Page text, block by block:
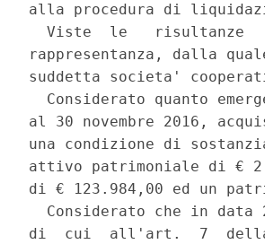
alla procedura di
Viste  le   risultanze
rappresentanza, dalla
suddetta societa'
Considerato quanto
al 30 novembre 2016,
una condizione di
attivo patrimoniale di €
di € 123.984,00 ed un
Considerato che in data
di  cui  all'art.  7  della